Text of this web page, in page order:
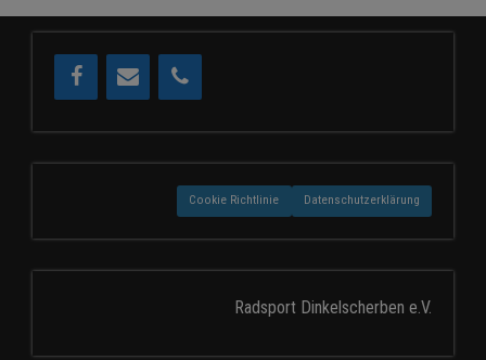
Cookie Richtlinie Datenschutzerklärung
Radsport Dinkelscherben e.V.